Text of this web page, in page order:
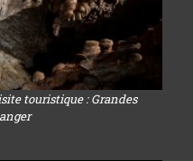
touristique : Grandes